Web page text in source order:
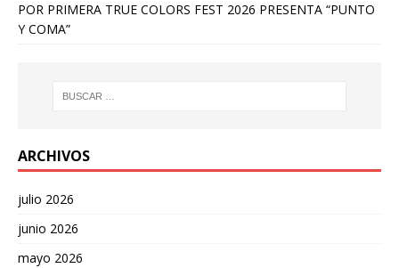
POR PRIMERA TRUE COLORS FEST 2026 PRESENTA “PUNTO
Y COMA”
ARCHIVOS
julio 2026
junio 2026
mayo 2026